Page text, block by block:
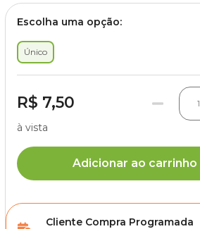
Escolha uma opção:
Único
R$ 7,50 1
à vista
Adicionar ao carrinho
Cliente Compra Programada